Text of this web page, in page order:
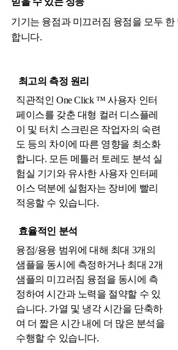
기기는 융점과 미끄러짐 융점을 모두 한
합니다.
최고의 측정 원리
직관적인 One Click ™ 사용자 인터
페이스를 갖춘 대형 컬러 디스플레
이 및 터치 스크린은 작업자의 숙련
도 등의 차이에 따른 영향을 최소화
합니다. 모든 메틀러 토레도 분석 실
험실 기기와 유사한 사용자 인터페
이스 덕분에 실험자는 장비에 빨리
적응할 수 있습니다.
효율적인 분석
융점/용융 범위에 대해 최대 3개의
샘플을 동시에 측정하거나 최대 2개
샘플의 미끄러짐 융점을 동시에 측
정하여 시간과 노력을 절약할 수 있
습니다. 가열 및 냉각 시간을 단축하
여 더 짧은 시간 내에 더 많은 분석을
수행할 수 있습니다.